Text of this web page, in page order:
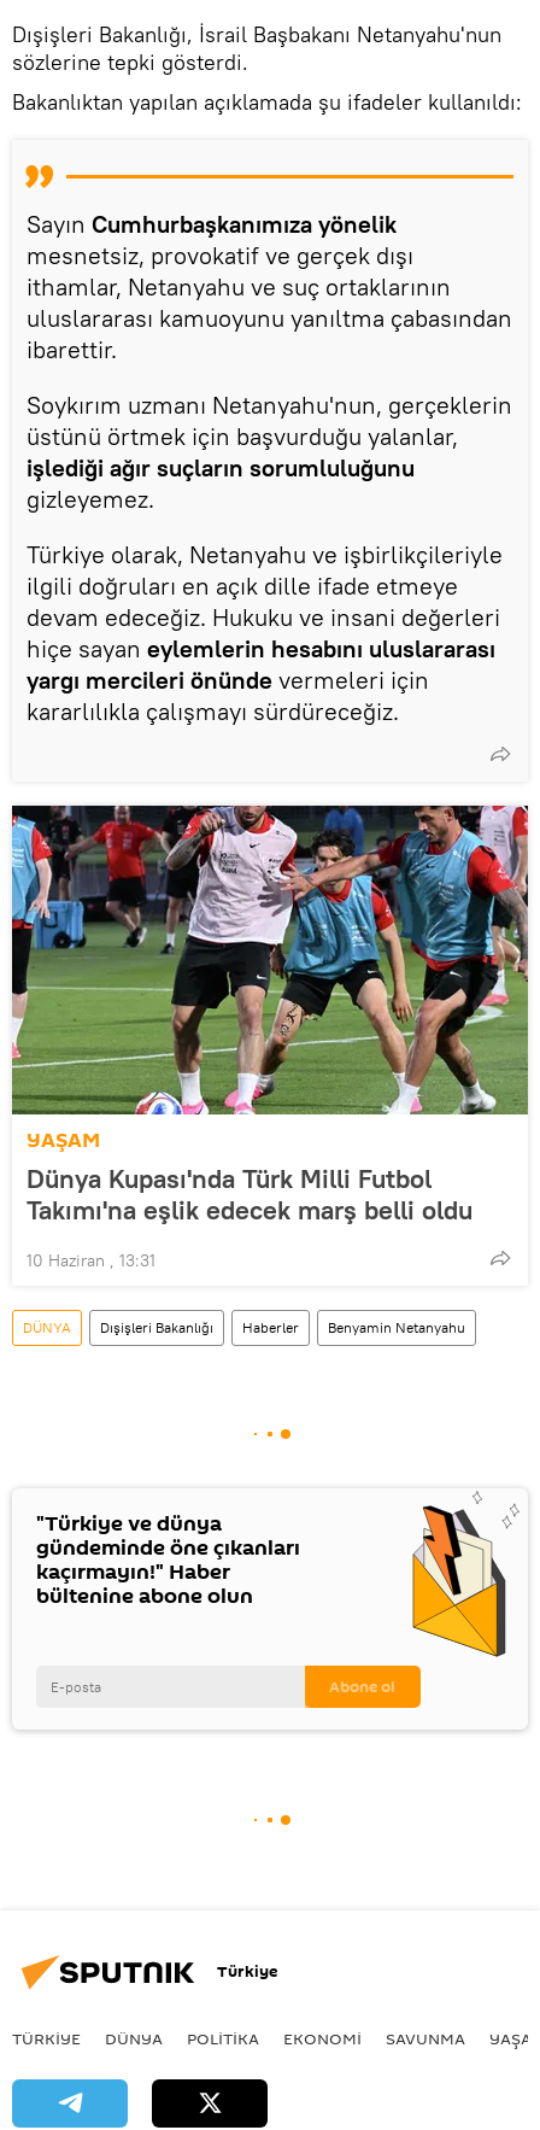
Dışişleri Bakanlığı, İsrail Başbakanı Netanyahu'nun
sözlerine tepki gösterdi.
Bakanlıktan yapılan açıklamada şu ifadeler kullanıldı:
Sayın Cumhurbaşkanımıza yönelik
mesnetsiz, provokatif ve gerçek dışı
ithamlar, Netanyahu ve suç ortaklarının
uluslararası kamuoyunu yanıltma çabasından
ibarettir.
Soykırım uzmanı Netanyahu'nun, gerçeklerin
üstünü örtmek için başvurduğu yalanlar,
işlediği ağır suçların sorumluluğunu
gizleyemez.
Türkiye olarak, Netanyahu ve işbirlikçileriyle
ilgili doğruları en açık dille ifade etmeye
devam edeceğiz. Hukuku ve insani değerleri
hiçe sayan eylemlerin hesabını uluslararası
yargı mercileri önünde vermeleri için
kararlılıkla çalışmayı sürdüreceğiz.
YAŞAM
Dünya Kupası'nda Türk Milli Futbol
Takımı'na eşlik edecek marş belli oldu
10 Haziran , 13:31
DÜNYA Dışişleri Bakanlığı Haberler Benyamin Netanyahu
"Türkiye ve dünya
gündeminde öne çıkanları
kaçırmayın!" Haber
bültenine abone olun
Türkiye
TÜRKIYE DÜNYA POLİTİKA EKONOMİ SAVUNMA